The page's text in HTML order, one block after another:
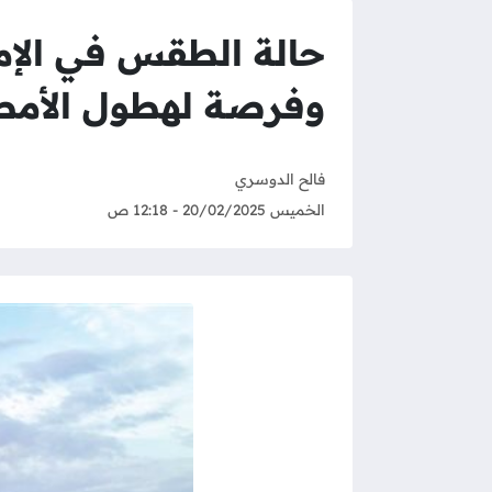
وفرصة لهطول
فالح الدوسري
الخميس 20/02/2025 - 12:18 ص